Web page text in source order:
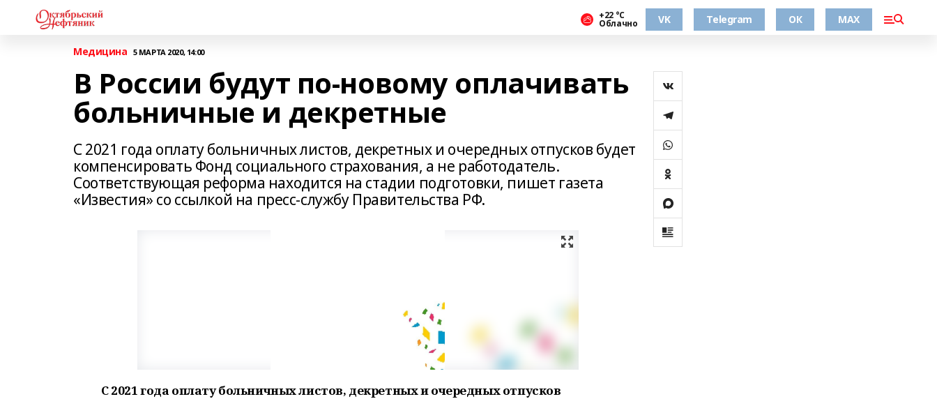
+22 °С
Облачно VK Telegram ОК MAX
Медицина 5 МАРТА 2020, 14:00
В России будут по-новому оплачивать
больничные и декретные
С 2021 года оплату больничных листов, декретных и очередных отпусков будет
компенсировать Фонд социального страхования, а не работодатель.
Соответствующая реформа находится на стадии подготовки, пишет газета
«Известия» со ссылкой на пресс-службу Правительства РФ.
С 2021 года оплату больничных листов, декретных и очередных отпусков